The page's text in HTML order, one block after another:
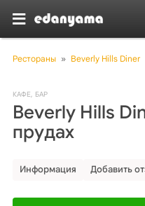
Рестораны » Beverly Hills Diner
КАФЕ, БАР
Beverly Hills
прудах
Информация Добавить